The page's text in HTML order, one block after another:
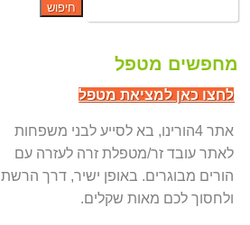
מחפשים מטפל
לחצו כאן למציאת מטפל
אתר 4הורינו, בא לסייע לבני משפחות
לאתר עובד זר/מטפלת זרה לעזרה עם
הורים מבוגרים. באופן ישיר, דרך הרשת
ולחסוך לכם מאות שקלים.